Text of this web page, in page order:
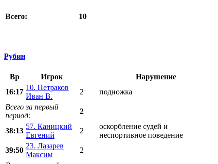
Всего: 10
Рубин
Вр Игрок
Нарушение
16:17
10. Петраков
Иван В.
2
подножка
Всего за первый
период:
2
38:13
57. Каницкий
Евгений
2
оскорбление судей и
неспортивное поведение
39:50
23. Лазарев
Максим
2